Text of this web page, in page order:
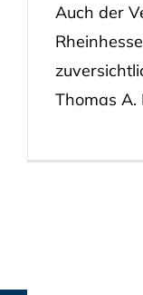
Auch der
Thomas A.